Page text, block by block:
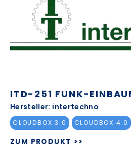
ITD-251 FUNK-
Hersteller: intertechno
CLOUDBOX 3.0 CLOUDBOX 4.0
ZUM PRODUKT >>